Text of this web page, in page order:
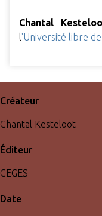
Chantal
l'Université libre
Créateur
Chantal Kesteloot
Éditeur
CEGES
Date